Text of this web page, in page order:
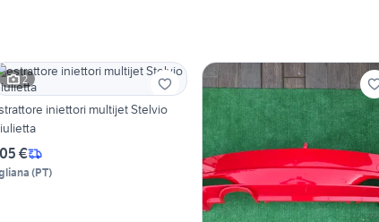
2
iniettori multijet Stelvio
€
(PT)